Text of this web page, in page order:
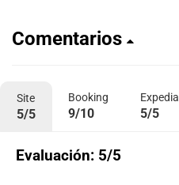
Comentarios
Site
5/5
Booking
9/10
Expedia
5/5
Evaluación: 5/5